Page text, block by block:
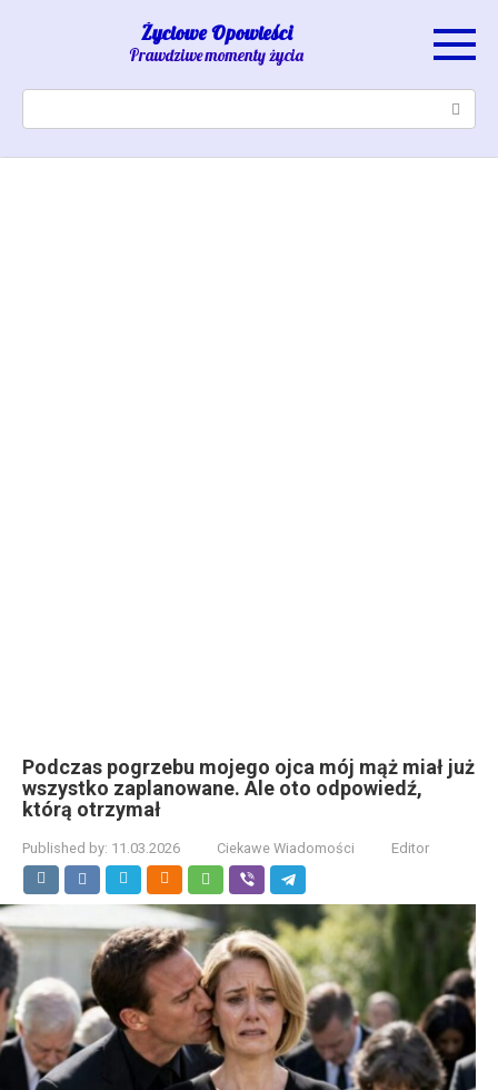
Życiowe Opowieści
Prawdziwe momenty życia
Podczas pogrzebu mojego ojca mój mąż miał już
wszystko zaplanowane. Ale oto odpowiedź,
którą otrzymał
Published by: 11.03.2026 Ciekawe Wiadomości Editor